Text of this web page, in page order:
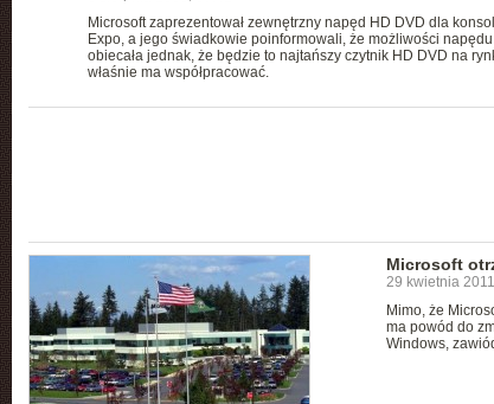
Microsoft zaprezentował zewnętrzny napęd HD DVD dla
Expo, a jego świadkowie poinformowali, że możliwości
obiecała jednak, że będzie to najtańszy czytnik HD DVD na
właśnie ma współpracować.
Microsoft
29 kwietnia
Mimo, że
ma powód do
Windows,